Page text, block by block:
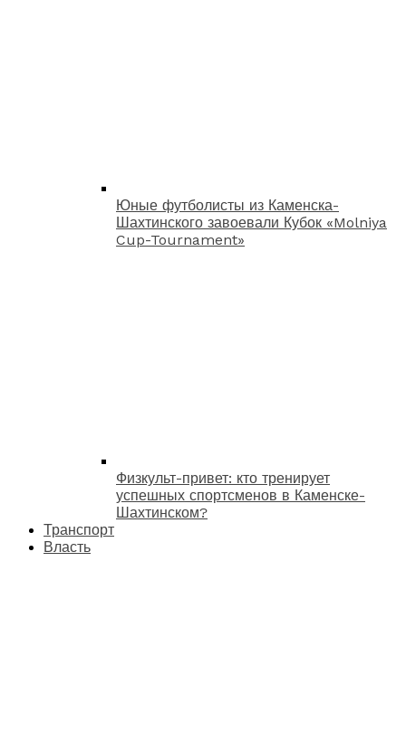
Юные футболисты из Каменска-
Шахтинского завоевали Кубок «Molniya
Cup-Tournament»
Физкульт-привет: кто тренирует
успешных спортсменов в Каменске-
Шахтинском?
Транспорт
Власть